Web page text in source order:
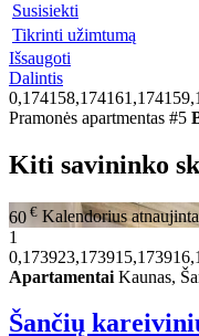
Susisiekti
Tikrinti užimtumą
Išsaugoti
Dalintis
Pramonės apartmentas #5
Kiti savininko
60 € Kalendorius
1
Apartamentai Kaunas,
Šančių